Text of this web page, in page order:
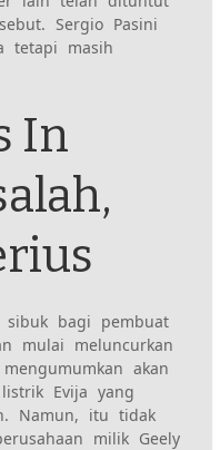
Sergio Pasini
tetapi masih
In
sibuk bagi pembuat
mulai meluncurkan
akan
Evija yang
Namun, itu tidak
milik Geely